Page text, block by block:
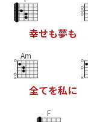
幸せも夢も
Am
全てを私に
F